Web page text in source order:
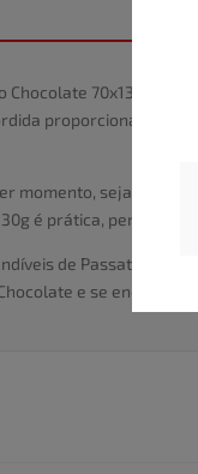
Chocolate 70x130g
proporciona o
momento, seja
é prática,
de Passatempo,
e se encantar